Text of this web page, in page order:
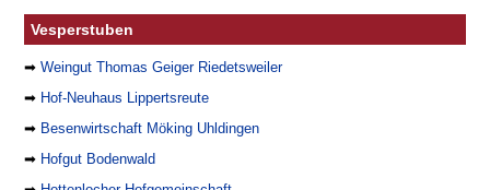
Vesperstuben
➡Weingut Thomas Geiger Riedetsweiler
➡ Hof-Neuhaus Lippertsreute
➡ Besenwirtschaft Möking Uhldingen
➡ Hofgut Bodenwald